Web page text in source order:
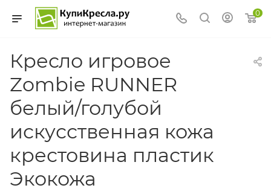
0
Кресло игровое
Zombie RUNNER
белый/голубой
искусственная кожа
крестовина пластик
Экокожа